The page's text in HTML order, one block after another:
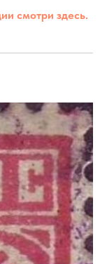
смотри здесь.